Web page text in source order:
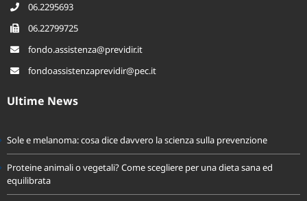
06.2295693
06.22799725
fondo.assistenza@previdir.it
fondoassistenzaprevidir@pec.it
Ultime News
Sole e melanoma: cosa dice davvero la scienza sulla prevenzione
Proteine animali o vegetali? Come scegliere per una dieta sana ed
equilibrata